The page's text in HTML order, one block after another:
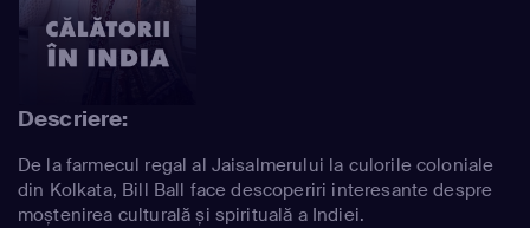
Descriere:
De la farmecul regal al Jaisalmerului la culorile coloniale
din Kolkata, Bill Ball face descoperiri interesante despre
moștenirea culturală și spirituală a Indiei.